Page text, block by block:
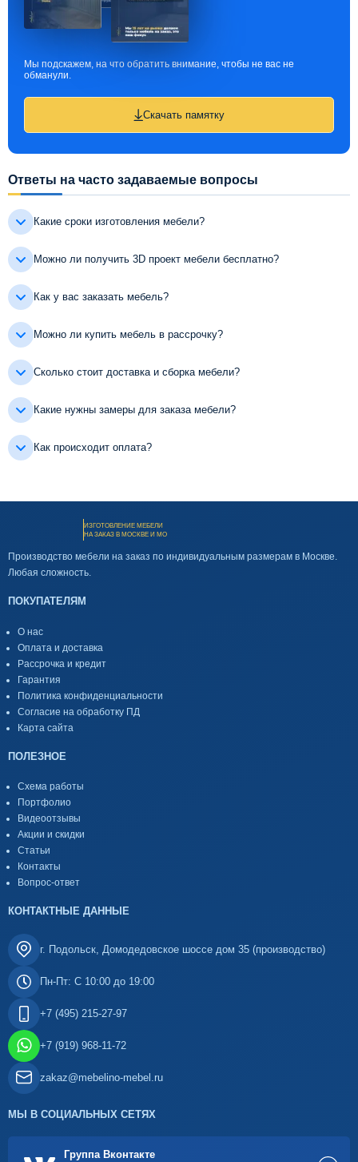
Мы подскажем, на что обратить внимание, чтобы не вас не
обманули.
Скачать памятку
Ответы на часто задаваемые вопросы
Какие сроки изготовления мебели?
Можно ли получить 3D проект мебели бесплатно?
Как у вас заказать мебель?
Можно ли купить мебель в рассрочку?
Сколько стоит доставка и сборка мебели?
Какие нужны замеры для заказа мебели?
Как происходит оплата?
ИЗГОТОВЛЕНИЕ МЕБЕЛИ
НА ЗАКАЗ В МОСКВЕ И МО
Производство мебели на заказ по индивидуальным размерам в Москве.
Любая сложность.
ПОКУПАТЕЛЯМ
О нас
Оплата и доставка
Рассрочка и кредит
Гарантия
Политика конфиденциальности
Согласие на обработку ПД
Карта сайта
ПОЛЕЗНОЕ
Схема работы
Портфолио
Видеоотзывы
Акции и скидки
Статьи
Контакты
Вопрос-ответ
КОНТАКТНЫЕ ДАННЫЕ
г. Подольск, Домодедовское шоссе дом 35 (производство)
Пн-Пт: С 10:00 до 19:00
+7 (495) 215-27-97
+7 (919) 968-11-72
zakaz@mebelino-mebel.ru
МЫ В СОЦИАЛЬНЫХ СЕТЯХ
Группа Вконтакте